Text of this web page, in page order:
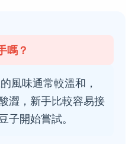
嗎？
風味通常較溫和，
澀，新手比較容易接
子開始嘗試。